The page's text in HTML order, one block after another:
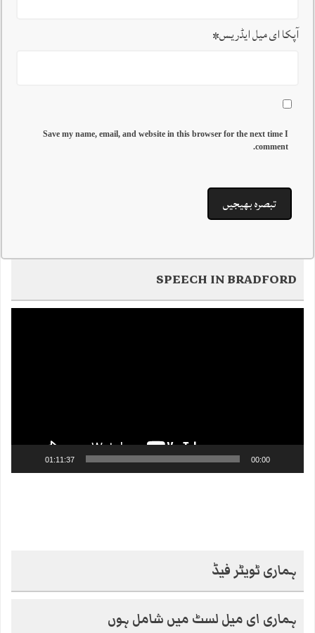
آپکا ای میل ایڈریس*
Save my name, email, and website in this browser for the next time I
comment.
SPEECH IN BRADFORD
00:00
01:11:37
ہماری ٹویٹر فیڈ
ہماری ای میل لسٹ میں شامل ہوں